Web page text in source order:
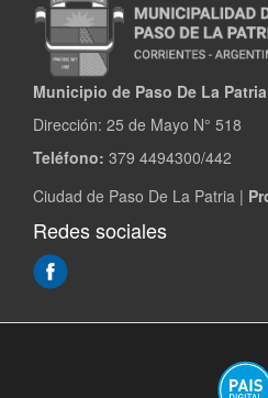
Municipio de Paso De La Patria
Dirección: 25 de Mayo N° 518
Teléfono: 379 4494300/442
Ciudad de Paso De La Patria |
Redes sociales